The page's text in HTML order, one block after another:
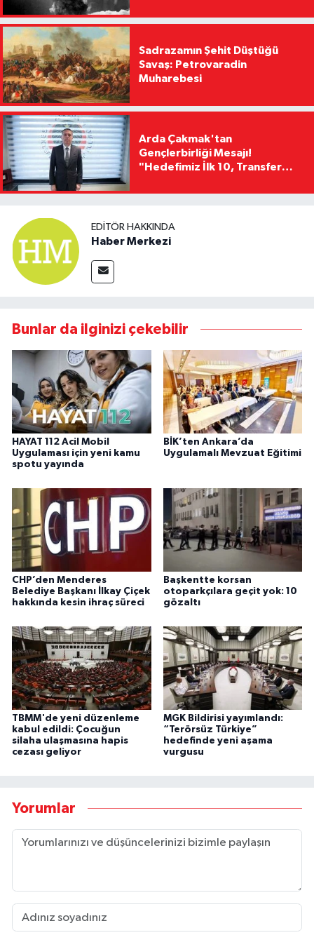
Sadrazamın Şehit Düştüğü
Savaş: Petrovaradin
Muharebesi
Arda Çakmak'tan
Gençlerbirliği Mesajı!
"Hedefimiz İlk 10, Transfer
Kaldıracağız"
EDITÖR HAKKINDA
Haber Merkezi
Bunlar da ilginizi çekebilir
HAYAT 112 Acil Mobil
Uygulaması için yeni kamu
spotu yayında
BİK’ten Ankara’da
Uygulamalı Mevzuat Eğitimi
CHP’den Menderes
Belediye Başkanı İlkay Çiçek
hakkında kesin ihraç süreci
Başkentte korsan
otoparkçılara geçit yok: 10
gözaltı
TBMM'de yeni düzenleme
kabul edildi: Çocuğun
silaha ulaşmasına hapis
cezası geliyor
MGK Bildirisi yayımlandı:
“Terörsüz Türkiye”
hedefinde yeni aşama
vurgusu
Yorumlar